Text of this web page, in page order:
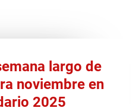
largo de
noviembre en
2025